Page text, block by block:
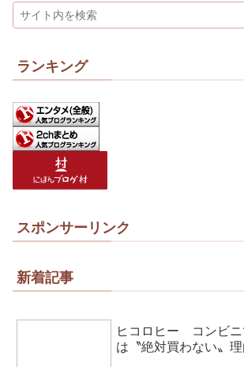
ランキング
スポンサーリンク
新着記事
ヒコロヒー コンビニ
は〝絶対買わない〟理